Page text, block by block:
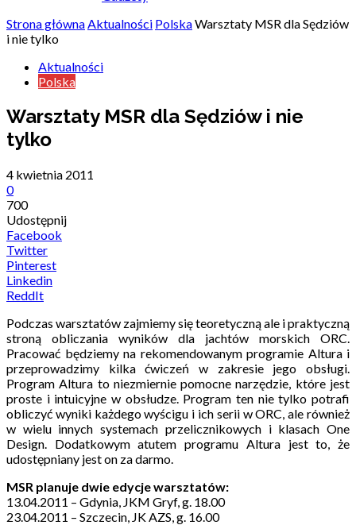
Strona głównaAktualności PolskaWarsztaty MSR dla Sędziów
i nie tylko
Aktualności
Polska
Warsztaty MSR dla Sędziów i nie
tylko
4 kwietnia 2011
0
700
Udostępnij
Facebook
Twitter
Pinterest
Linkedin
ReddIt
Podczas warsztatów zajmiemy się teoretyczną ale i praktyczną
stroną obliczania wyników dla jachtów morskich ORC.
Pracować będziemy na rekomendowanym programie Altura i
przeprowadzimy kilka ćwiczeń w zakresie jego obsługi.
Program Altura to niezmiernie pomocne narzędzie, które jest
proste i intuicyjne w obsłudze. Program ten nie tylko potrafi
obliczyć wyniki każdego wyścigu i ich serii w ORC, ale również
w wielu innych systemach przelicznikowych i klasach One
Design. Dodatkowym atutem programu Altura jest to, że
udostępniany jest on za darmo.
MSR planuje dwie edycje warsztatów:
13.04.2011 – Gdynia, JKM Gryf, g. 18.00
23.04.2011 – Szczecin, JK AZS, g. 16.00